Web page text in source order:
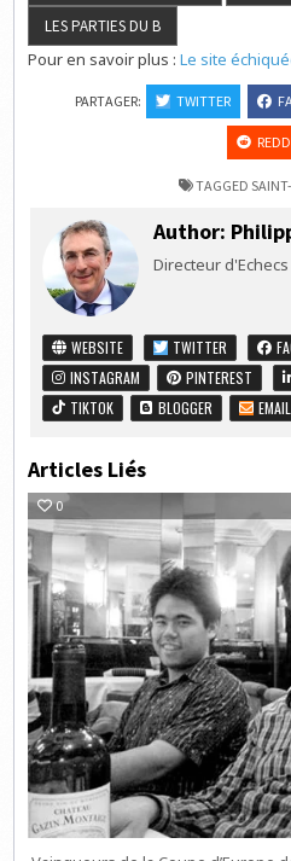
Pour en savoir plus :Le site
PARTAGER: TWITTER
TAGGED
Author:
Directeur
WEBSITE TWITTER
INSTAGRAM
PINTEREST
TIKTOK
BLOGGER
Articles Liés
0